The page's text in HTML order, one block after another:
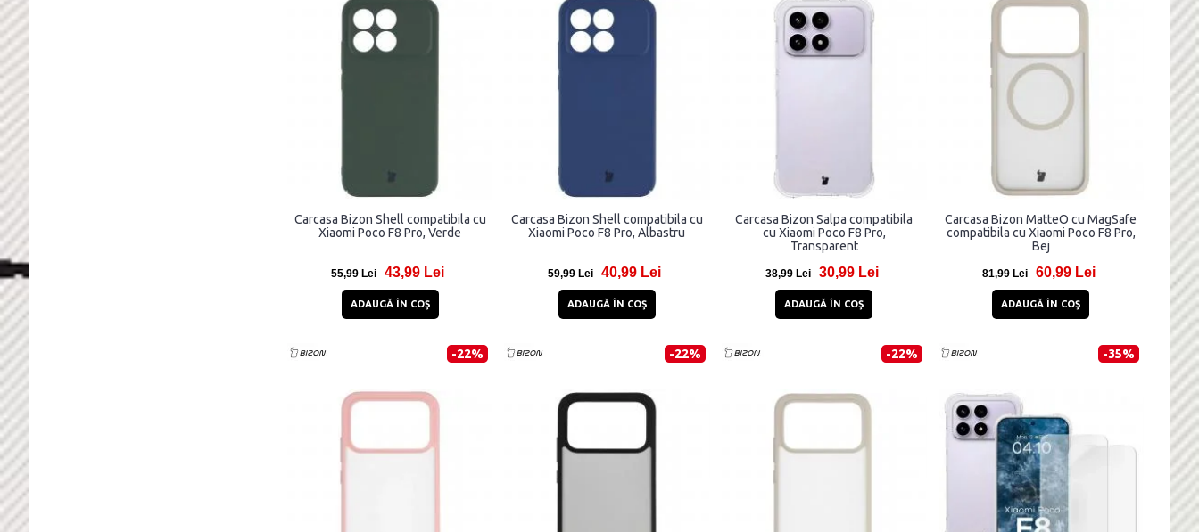
Carcasa Bizon Shell compatibila cu
Xiaomi Poco F8 Pro, Verde
55,99 Lei 43,99 Lei
ADAUGĂ ÎN COŞ
Carcasa Bizon Shell compatibila cu
Xiaomi Poco F8 Pro, Albastru
59,99 Lei 40,99 Lei
ADAUGĂ ÎN COŞ
Carcasa Bizon Salpa compatibila
cu Xiaomi Poco F8 Pro,
Transparent
38,99 Lei 30,99 Lei
ADAUGĂ ÎN COŞ
Carcasa Bizon MatteO cu MagSafe
compatibila cu Xiaomi Poco F8 Pro,
Bej
81,99 Lei 60,99 Lei
ADAUGĂ ÎN COŞ
-22% -22% -22% -35%